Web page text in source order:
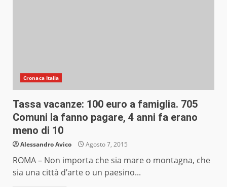
Cronaca Italia
Tassa vacanze: 100 euro a famiglia. 705
Comuni la fanno pagare, 4 anni fa erano
meno di 10
Alessandro Avico Agosto 7, 2015
ROMA – Non importa che sia mare o montagna, che
sia una città d’arte o un paesino...